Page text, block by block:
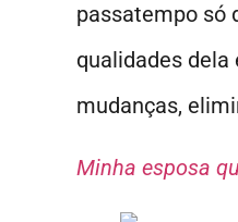
passatempo só
qualidades dela
mudanças,
Minha esposa